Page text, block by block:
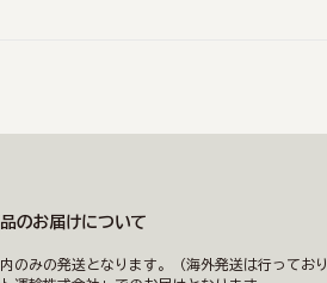
のお届けについて
内のみの発送となります。（海外発送は行っており